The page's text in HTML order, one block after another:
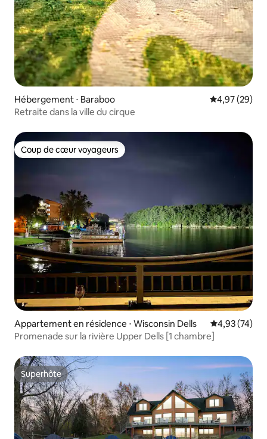
Hébergement ⋅ Baraboo Évaluation
4,97 (29)
Retraite dans la ville du cirque
Coup de cœur voyageurs
Coup de cœur voyageurs
Appartement en résidence ⋅ Wisconsin Dells Évaluation
4,93 (74)
Promenade sur la rivière Upper Dells [1 chambre]
Superhôte
Superhôte